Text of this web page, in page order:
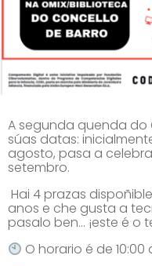
A segunda quenda do
súas datas:
agosto, pasa a
setembro.
Hai 4 prazas
anos e che gusta a
pasalo ben… ¡este é o
O horario é de 10:00